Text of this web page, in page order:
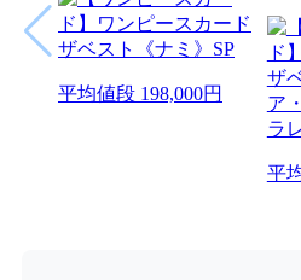
平均値段 198,000円
平